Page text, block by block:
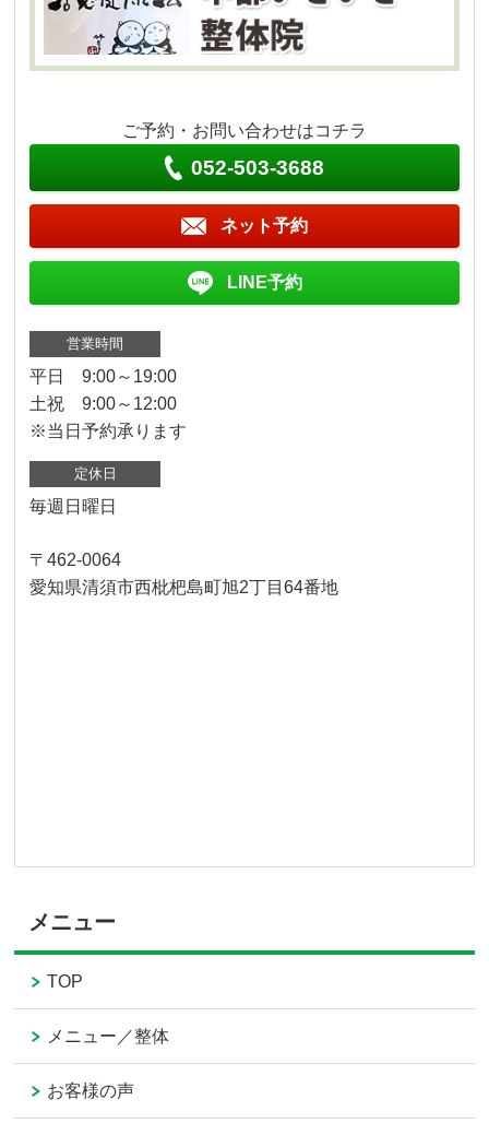
ご予約・お問い合わせはコチラ
052-503-3688
ネット予約
LINE予約
営業時間
平日 9:00～19:00
土祝 9:00～12:00
※当日予約承ります
定休日
毎週日曜日
〒462-0064
愛知県清須市西枇杷島町旭2丁目64番地
メニュー
TOP
メニュー／整体
お客様の声